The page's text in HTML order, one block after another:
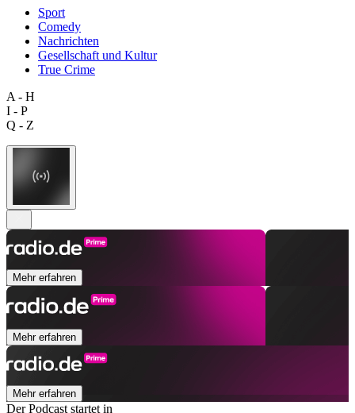
Sport
Comedy
Nachrichten
Gesellschaft und Kultur
True Crime
A - H
I - P
Q - Z
Mehr erfahren
Mehr erfahren
Mehr erfahren
Der Podcast startet in